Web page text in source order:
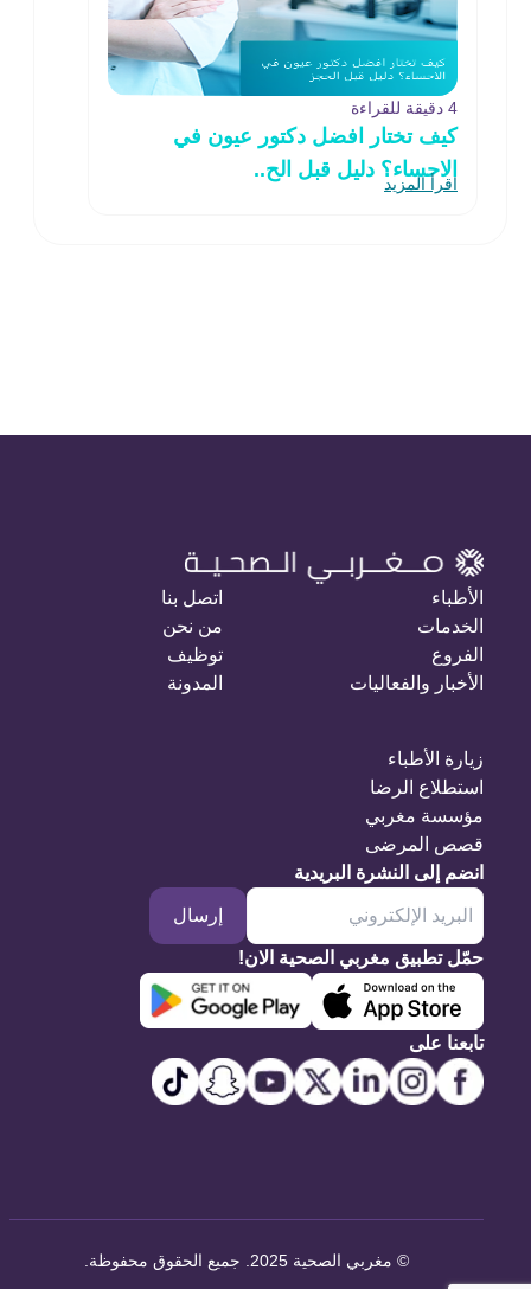
4 دقيقة للقراءة
كيف تختار افضل دكتور عيون في
الاحساء؟ دليل قبل الح..
اقرأ المزيد
الأطباء
الخدمات
الفروع
الأخبار والفعاليات
اتصل بنا
من نحن
توظيف
المدونة
زيارة الأطباء
استطلاع الرضا
مؤسسة مغربي
قصص المرضى
انضم إلى النشرة البريدية
إرسال
حمّل تطبيق مغربي الصحية الان!
تابعنا على
© مغربي الصحية 2025. جميع الحقوق محفوظة